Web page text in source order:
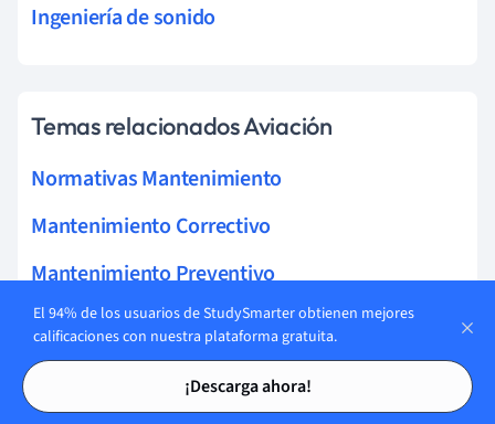
Tarjetas de estudio
Tarjetas de estudio
Ingeniería de sonido
Temas relacionados Aviación
Normativas Mantenimiento
Mantenimiento Correctivo
Mantenimiento Preventivo
Mantenimiento de la aviación
Certificación Mantenimiento
Sistemas Neumáticos
El 94% de los usuarios de StudySmarter obtienen mejores
calificaciones con nuestra plataforma gratuita.
¡Descarga ahora!